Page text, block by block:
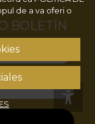
de a va oferi o
BOLETÍN